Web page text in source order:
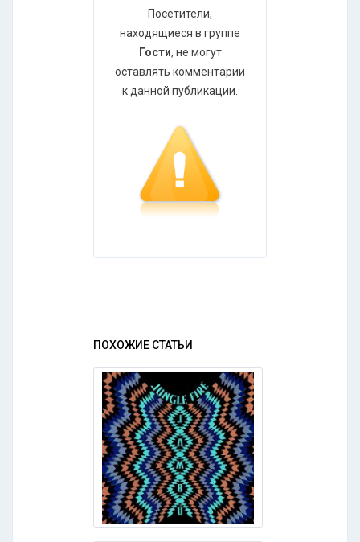
Посетители,
находящиеся в группе
Гости, не могут
оставлять комментарии
к данной публикации.
ПОХОЖИЕ СТАТЬИ